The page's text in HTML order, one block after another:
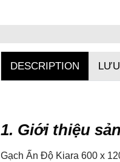
DESCRIPTION
1. Giới thiệu
Gạch Ấn Độ Kiara 600 x